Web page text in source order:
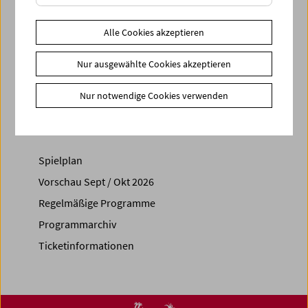
Zusätzliche Materialien
2026 - Onyeka Igwe
Secession
Share on
Spielplan
Vorschau Sept / Okt 2026
Regelmäßige Programme
Programmarchiv
Ticketinformationen
Alle Cookies akzeptieren
Nur ausgewählte Cookies akzeptieren
Nur notwendige Cookies verwenden